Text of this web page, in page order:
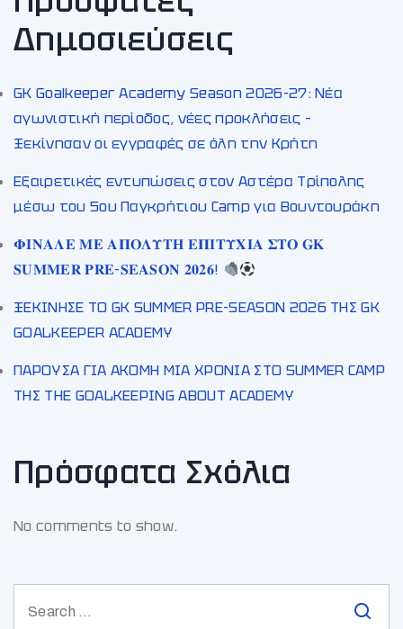
Δημοσιεύσεις
GK Goalkeeper Academy Season 2026-27: Νέα
αγωνιστική περίοδος, νέες προκλήσεις –
Ξεκίνησαν οι εγγραφές σε όλη την Κρήτη
Εξαιρετικές εντυπώσεις στον Αστέρα Τρίπολης
μέσω του 5ου Παγκρήτιου Camp για Βουντουράκη
𝚽𝚰𝚴𝚨𝚲𝚬 𝚳𝚬 𝚨𝚷𝚶𝚲𝚼𝚻𝚮 𝚬𝚷𝚰𝚻𝚼𝚾𝚰𝚨 𝚺𝚻𝚶 𝐆𝐊
𝐒𝐔𝐌𝐌𝐄𝐑 𝐏𝐑𝐄-𝐒𝐄𝐀𝐒𝐎𝐍 𝟐𝟎𝟐𝟔!
ΞΕΚΙΝΗΣΕ ΤΟ GK SUMMER PRE-SEASON 2026 ΤΗΣ GK
GOALKEEPER ACADEMY
ΠΑΡΟΥΣΑ ΓΙΑ ΑΚΟΜΗ ΜΙΑ ΧΡΟΝΙΑ ΣΤΟ SUMMER CAMP
ΤΗΣ THE GOALKEEPING ABOUT ACADEMY
Πρόσφατα Σχόλια
No comments to show.